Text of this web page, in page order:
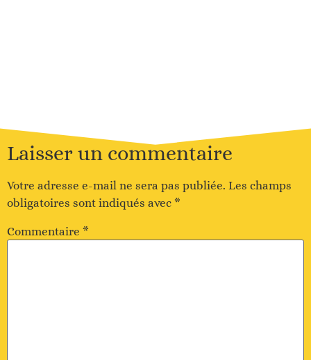
Laisser un commentaire
Votre adresse e-mail ne sera pas publiée. Les champs
obligatoires sont indiqués avec *
Commentaire *